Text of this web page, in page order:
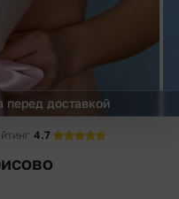
доставкой
4.7